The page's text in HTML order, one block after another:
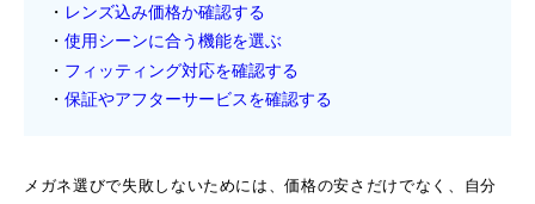
レンズ込み価格か確認する
使用シーンに合う機能を選ぶ
フィッティング対応を確認する
保証やアフターサービスを確認する
メガネ選びで失敗しないためには、価格の安さだけでなく、自分